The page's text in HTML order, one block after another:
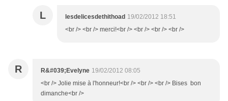
L lesdelicesdethithoad 19/02/2012 18:51
<br /> <br /> merci!<br /> <br /> <br /> <br />
R R&#039;Evelyne 19/02/2012 08:05
<br /> Jolie mise à l'honneur!<br /> <br /> <br /> Bises bon
dimanche<br />